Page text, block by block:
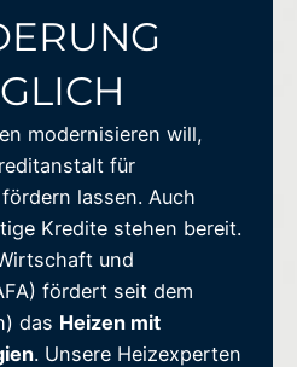
modernisieren will,
für
lassen. Auch
Kredite stehen bereit.
und
fördert seit dem
das Heizen mit
. Unsere Heizexperten